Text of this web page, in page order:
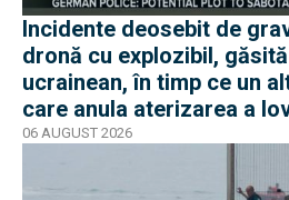
Incidente deosebit de
dronă cu explozibil,
ucrainean, în timp ce un
care anula aterizarea a
06 AUGUST 2026